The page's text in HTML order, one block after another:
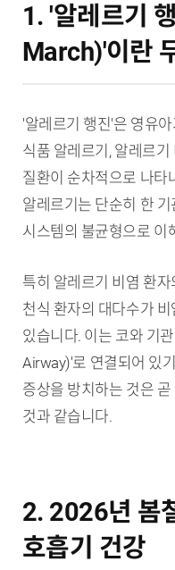
1. '알레르기
March)'이란
'알레르기 행진'은 영유
식품 알레르기, 알레르
질환이 순차적으로 나타
알레르기는 단순히 한
시스템의 불균형으로 이
특히 알레르기 비염 환
천식 환자의 대다수가
있습니다. 이는 코와 기
Airway)'로 연결되어 있
증상을 방치하는 것은
것과 같습니다.
2. 2026년 봄
호흡기 건강